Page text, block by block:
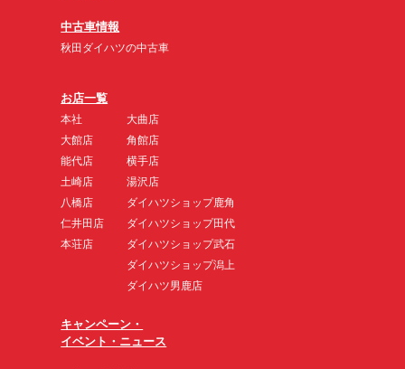
中古車情報
秋田ダイハツの中古車
お店一覧
本社
大館店
能代店
土崎店
八橋店
仁井田店
本荘店
大曲店
角館店
横手店
湯沢店
ダイハツショップ鹿角
ダイハツショップ田代
ダイハツショップ武石
ダイハツショップ潟上
ダイハツ男鹿店
キャンペーン・
イベント・ニュース